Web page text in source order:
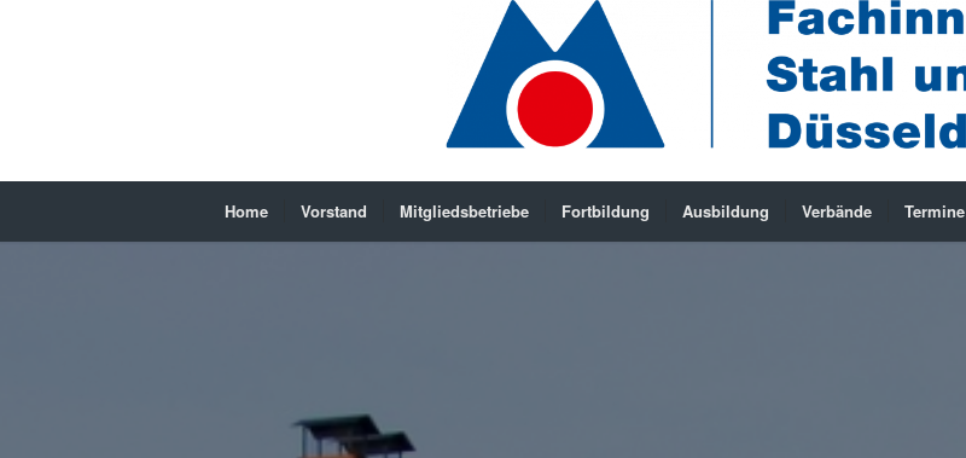
Home Vorstand Mitgliedsbetriebe Fortbildung Ausbildung Verbände Termine